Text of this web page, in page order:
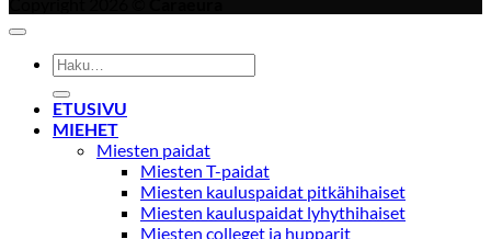
Etsi:
ETUSIVU
MIEHET
Miesten paidat
Miesten T-paidat
Miesten kauluspaidat pitkähihaiset
Miesten kauluspaidat lyhythihaiset
Miesten colleget ja hupparit